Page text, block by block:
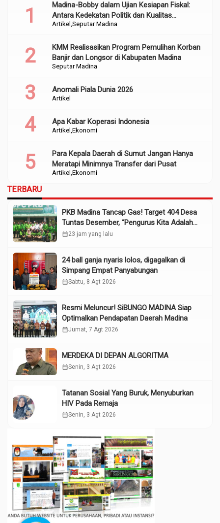
Artikel Seputar Madina
Madina-Bobby dalam Ujian Kesiapan Fiskal:
Antara Kedekatan Politik dan Kualitas
Perencanaan
Seputar Madina
KMM Realisasikan Program Pemulihan Korban
Banjir dan Longsor di Kabupaten Madina
Artikel
Anomali Piala Dunia 2026
Artikel Ekonomi
Apa Kabar Koperasi Indonesia
Artikel Ekonomi
Para Kepala Daerah di Sumut Jangan Hanya
Meratapi Minimnya Transfer dari Pusat
TERBARU
PKB Madina Tancap Gas! Target 404 Desa
Tuntas Desember, “Pengurus Kita Adalah
Tokoh”
calendar_month23 jam yang lalu
24 ball ganja nyaris lolos, digagalkan di
Simpang Empat Panyabungan
calendar_monthSabtu, 8 Agt 2026
Resmi Meluncur! SiBUNGO MADINA Siap
Optimalkan Pendapatan Daerah Madina
calendar_monthJumat, 7 Agt 2026
MERDEKA DI DEPAN ALGORITMA
calendar_monthSenin, 3 Agt 2026
Tatanan Sosial Yang Buruk, Menyuburkan
HIV Pada Remaja
calendar_monthSenin, 3 Agt 2026